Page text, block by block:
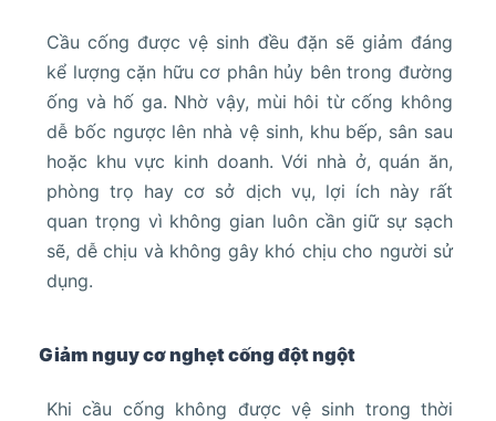
Cầu cống được vệ sinh đều đặn sẽ giảm đáng
kể lượng cặn hữu cơ phân hủy bên trong đường
ống và hố ga. Nhờ vậy, mùi hôi từ cống không
dễ bốc ngược lên nhà vệ sinh, khu bếp, sân sau
hoặc khu vực kinh doanh. Với nhà ở, quán ăn,
phòng trọ hay cơ sở dịch vụ, lợi ích này rất
quan trọng vì không gian luôn cần giữ sự sạch
sẽ, dễ chịu và không gây khó chịu cho người sử
dụng.
Giảm nguy cơ nghẹt cống đột ngột
Khi cầu cống không được vệ sinh trong thời